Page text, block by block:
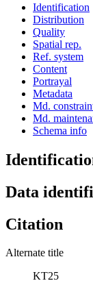
Identification
Distribution
Quality
Spatial rep.
Ref. system
Content
Portrayal
Metadata
Md.
Md.
Schema info
Data
Citation
Alternate title
KT25